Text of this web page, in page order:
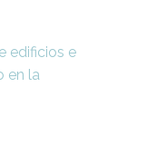
edificios e
en la